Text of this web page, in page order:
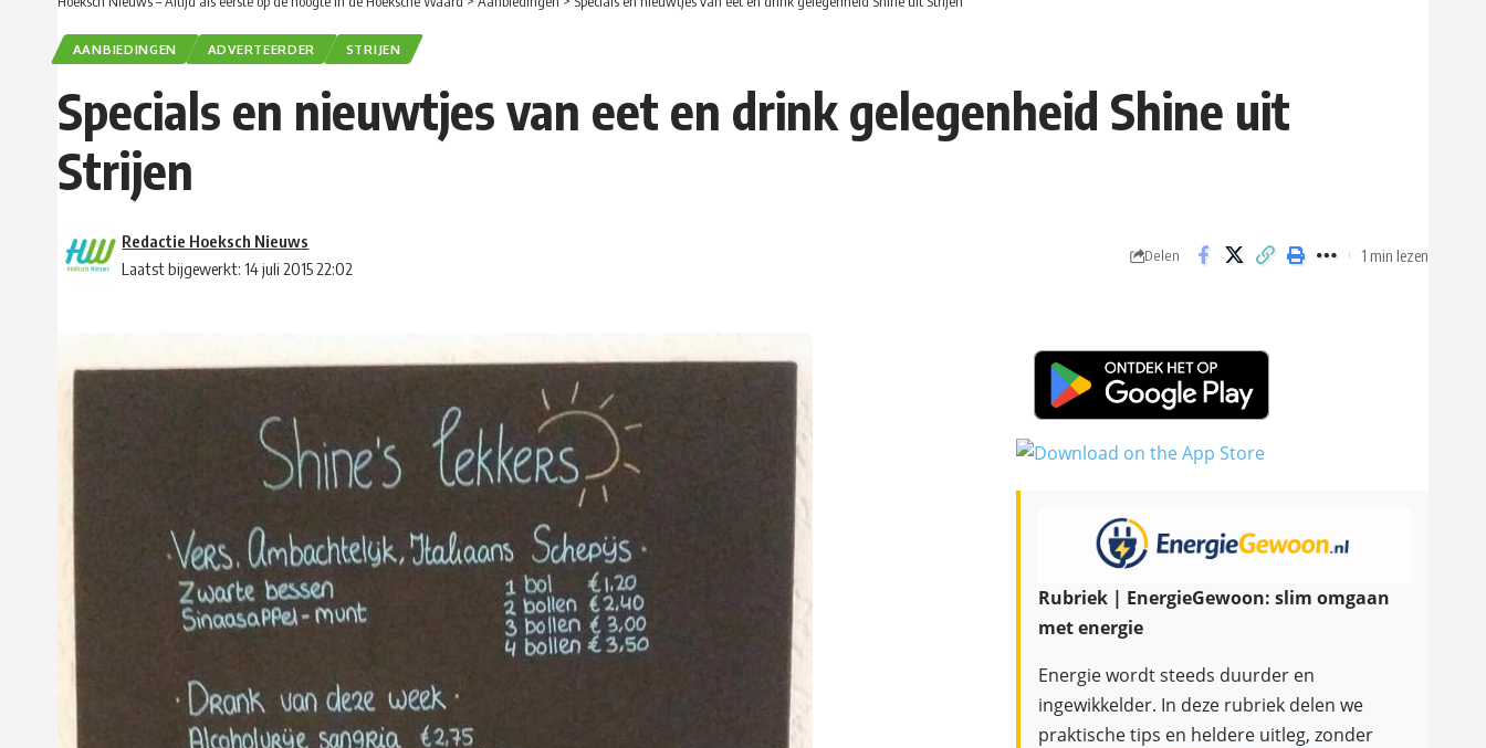
AANBIEDINGEN ADVERTEERDER STRIJEN
Specials en nieuwtjes van eet en drink gelegenheid Shine uit
Strijen
Laatst bijgewerkt: 14 juli 2015 22:02
Redactie Hoeksch Nieuws
Delen 1 min lezen
Rubriek | EnergieGewoon: slim omgaan
met energie
Energie wordt steeds duurder en
ingewikkelder. In deze rubriek delen we
praktische tips en heldere uitleg, zonder